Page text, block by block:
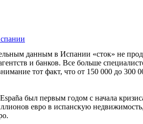
данным в Испании «сток» не
и банков. Все больше
тот факт, что от 150 000 до 300
был первым годом с начала
евро в испанскую